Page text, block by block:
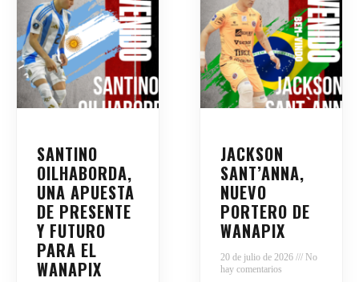
SANTINO
OILHABORDA,
UNA APUESTA
DE PRESENTE
Y FUTURO
PARA EL
WANAPIX
JACKSON
SANT’ANNA,
NUEVO
PORTERO DE
WANAPIX
20 de julio de 2026
No
hay comentarios